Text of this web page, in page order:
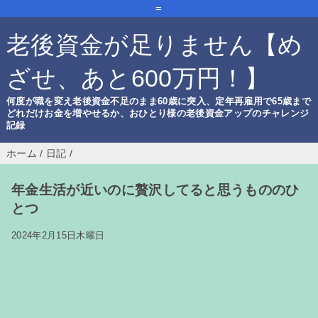
=
老後資金が足りません【め
ざせ、あと600万円！】
何度が職を変え老後資金不足のまま60歳に突入、定年再雇用で65歳まで
どれだけお金を増やせるか、おひとり様の老後資金アップのチャレンジ
記録
ホーム / 日記 /
年金生活が近いのに贅沢してると思うもののひ
とつ
2024年2月15日木曜日